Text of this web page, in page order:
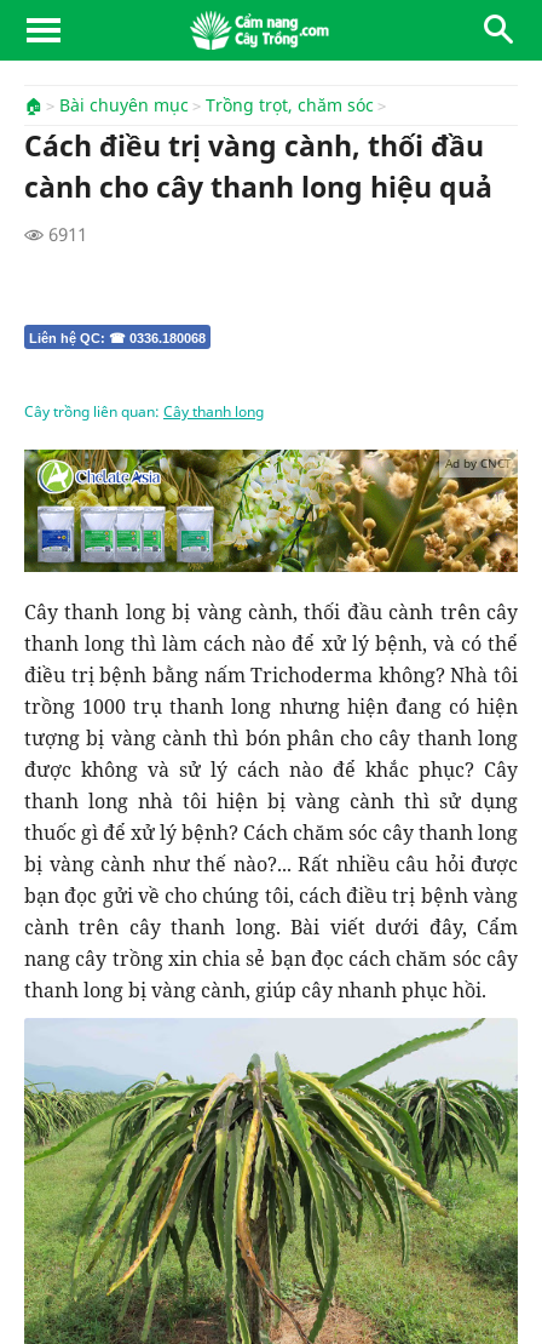
🏠 Bài chuyên mục Trồng trọt, chăm sóc
Cách điều trị vàng cành, thối đầu
cành cho cây thanh long hiệu quả
6911
Liên hệ QC: ☎ 0336.180068
Cây trồng liên quan: Cây thanh long
Ad by CNCT
Cây thanh long bị vàng cành, thối đầu cành trên cây
thanh long thì làm cách nào để xử lý bệnh, và có thể
điều trị bệnh bằng nấm Trichoderma không? Nhà tôi
trồng 1000 trụ thanh long nhưng hiện đang có hiện
tượng bị vàng cành thì bón phân cho cây thanh long
được không và sử lý cách nào để khắc phục? Cây
thanh long nhà tôi hiện bị vàng cành thì sử dụng
thuốc gì để xử lý bệnh? Cách chăm sóc cây thanh long
bị vàng cành như thế nào?... Rất nhiều câu hỏi được
bạn đọc gửi về cho chúng tôi, cách điều trị bệnh vàng
cành trên cây thanh long. Bài viết dưới đây, Cẩm
nang cây trồng xin chia sẻ bạn đọc cách chăm sóc cây
thanh long bị vàng cành, giúp cây nhanh phục hồi.